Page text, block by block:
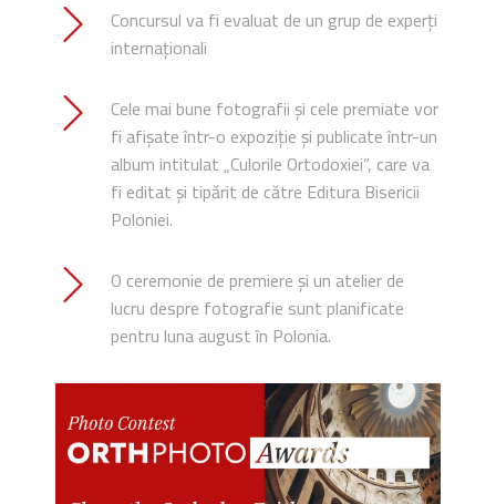
Concursul va fi evaluat de un grup de experți
internaționali
Cele mai bune fotografii și cele premiate vor
fi afișate într-o expoziție și publicate într-un
album intitulat „Culorile Ortodoxiei”, care va
fi editat și tipărit de către Editura Bisericii
Poloniei.
O ceremonie de premiere și un atelier de
lucru despre fotografie sunt planificate
pentru luna august în Polonia.